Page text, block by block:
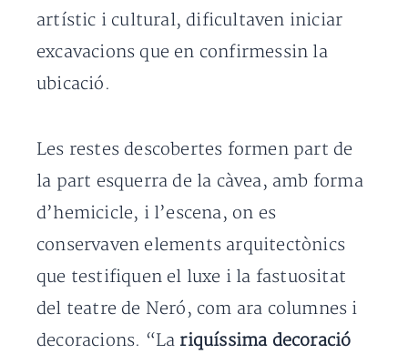
artístic i cultural, dificultaven iniciar
excavacions que en confirmessin la
ubicació.
Les restes descobertes formen part de
la part esquerra de la càvea, amb forma
d’hemicicle, i l’escena, on es
conservaven elements arquitectònics
que testifiquen el luxe i la fastuositat
del teatre de Neró, com ara columnes i
decoracions. “La riquíssima decoració